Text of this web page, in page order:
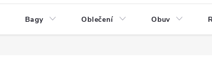
Bagy Oblečení Obuv